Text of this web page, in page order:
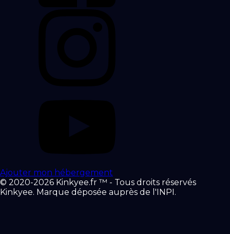
Ajouter mon hébergement
© 2020-2026 Kinkyee.fr ™ - Tous droits réservés
Kinkyee. Marque déposée auprès de l'INPI.